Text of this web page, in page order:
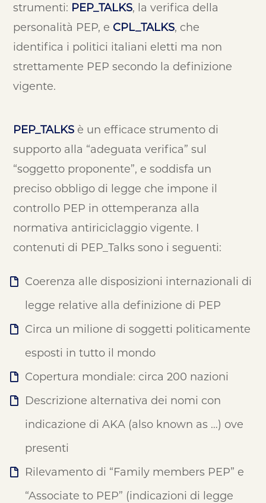
strumenti: PEP_TALKS, la verifica della
personalità PEP, e CPL_TALKS, che
identifica i politici italiani eletti ma non
strettamente PEP secondo la definizione
vigente.
PEP_TALKS è un efficace strumento di
supporto alla “adeguata verifica” sul
“soggetto proponente”, e soddisfa un
preciso obbligo di legge che impone il
controllo PEP in ottemperanza alla
normativa antiriciclaggio vigente. I
contenuti di PEP_Talks sono i seguenti:
Coerenza alle disposizioni internazionali di
legge relative alla definizione di PEP
Circa un milione di soggetti politicamente
esposti in tutto il mondo
Copertura mondiale: circa 200 nazioni
Descrizione alternativa dei nomi con
indicazione di AKA (also known as …) ove
presenti
Rilevamento di “Family members PEP” e
“Associate to PEP” (indicazioni di legge